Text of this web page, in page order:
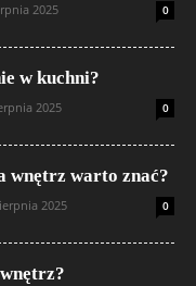
2025 0
w kuchni?
2025 0
wnętrz warto znać?
2025 0